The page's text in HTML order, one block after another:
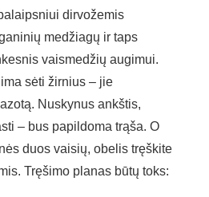
dirvožemis
medžiagų ir taps
vaismedžių augimui.
sėti žirnius – jie
Nuskynus ankštis,
– bus papildoma trąša. O
duos vaisių, obelis tręškite
Tręšimo planas būtų toks: